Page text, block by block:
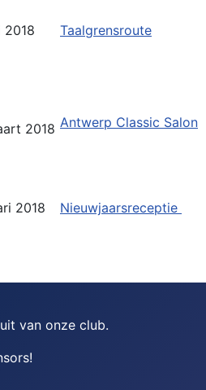
2018 Taalgrensroute
2018 Antwerp Classic Salon
2018 Nieuwjaarsreceptie
van onze club.
!